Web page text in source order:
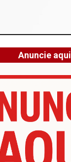
Anuncie aqui